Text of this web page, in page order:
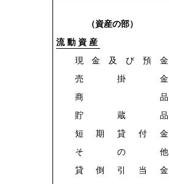
（資産の部）
流動資産
現金及び預金
売掛金
商品
貯蔵品
短期貸付金
その他
貸倒引当金